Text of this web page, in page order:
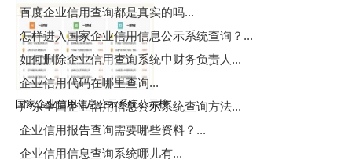
国家企业信用信息公示系统公示榜
百度企业信用查询都是真实的吗...
怎样进入国家企业信用信息公示系统查询？...
如何删除企业信用查询系统中财务负责人...
企业信用代码在哪里查询...
广东全国企业信用信息公示系统查询方法...
企业信用报告查询需要哪些资料？...
企业信用信息查询系统哪儿有...